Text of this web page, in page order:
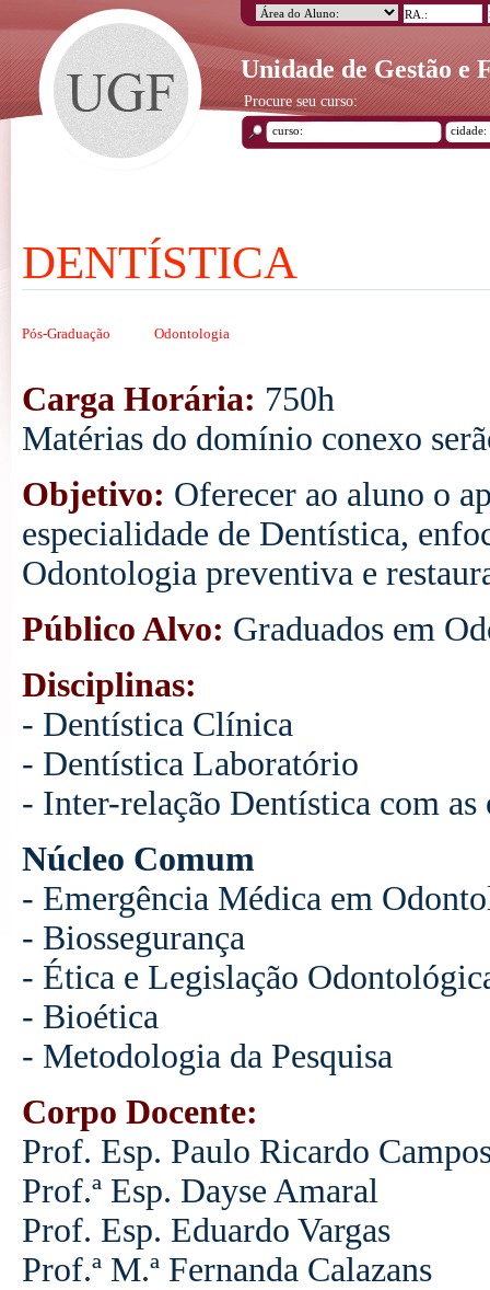
Unidade de Gestão e
Procure seu curso:
DENTÍSTICA
Pós-Graduação Odontologia
Carga Horária: 750h
Matérias do domínio conexo
Objetivo: Oferecer ao aluno o
especialidade de Dentística,
Odontologia preventiva e
Público Alvo: Graduados em
Disciplinas:
- Dentística Clínica
- Dentística Laboratório
- Inter-relação Dentística com as
Núcleo Comum
- Emergência Médica em
- Biossegurança
- Ética e Legislação
- Bioética
- Metodologia da Pesquisa
Corpo Docente:
Prof. Esp. Paulo Ricardo
Prof.ª Esp. Dayse Amaral
Prof. Esp. Eduardo Vargas
Prof.ª M.ª Fernanda Calazans